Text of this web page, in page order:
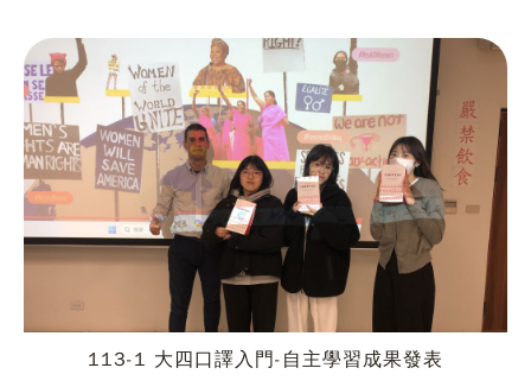
113-1 大四口譯入門-自主學習成果發表